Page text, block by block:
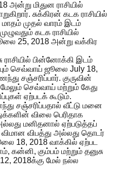
அன்று மிதுன ராசியில்
சுக்கிரன் கடக ராசியில்
மாதம் முதல் வாரம் இடம்
கடக ராசியில்
25, 2018 அன்று வக்கிர
ராசியில் பின்னோக்கி இடம்
செவ்வாய் ஜூலை July 18,
சஞ்சரிப்பார். குருவின்
செவ்வாய் மற்றும் கேது
ஏற்படக் கூடும்.
சஞ்சரிப்பதால் வீட்டு மனை
விலை பெரிதாக
மனிதனால் ஏற்படுத்தப்
விபத்து அல்லது தொடர்
18, 2018 வாக்கில் ஏற்பட
கன்னி, கும்பம் மற்றும் தனுசு
2018க்கு மேல் நல்ல